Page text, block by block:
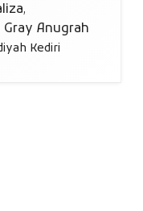
,
Gray Anugrah
Kediri